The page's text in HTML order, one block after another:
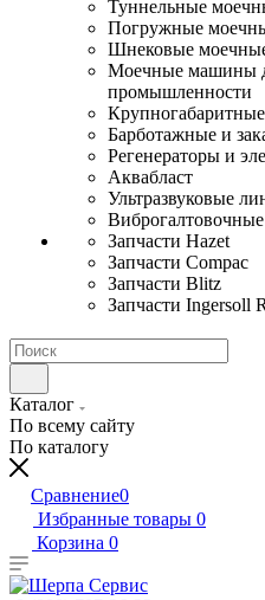
Туннельные
Погружные
Шнековые
Моечные машины
промышленности
Барботажные и
Регенераторы и
Аквабласт
Ультразвуковые
Запчасти Hazet
Запчасти Compac
Запчасти Blitz
Запчасти Ingersoll
Каталог
По всему сайту
По каталогу
Сравнение0
Избранные товары 0
Корзина 0